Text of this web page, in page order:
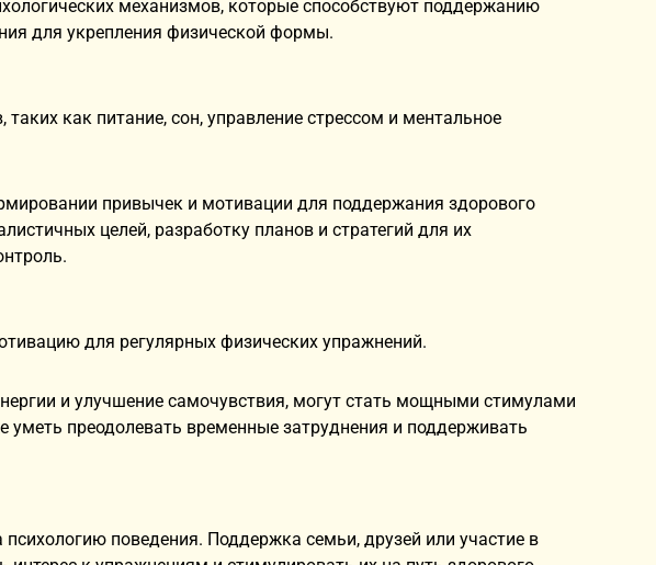
механизмов, которые способствуют поддержанию
для укрепления физической формы.
как питание, сон, управление стрессом и ментальное
привычек и мотивации для поддержания здорового
целей, разработку планов и стратегий для их
для регулярных физических упражнений.
и улучшение самочувствия, могут стать мощными стимулами
преодолевать временные затруднения и поддерживать
поведения. Поддержка семьи, друзей или участие в